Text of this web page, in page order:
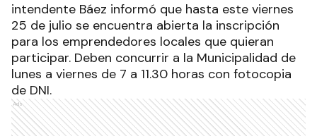
intendente Báez informó que hasta este viernes
25 de julio se encuentra abierta la inscripción
para los emprendedores locales que quieran
participar. Deben concurrir a la Municipalidad de
lunes a viernes de 7 a 11.30 horas con fotocopia
de DNI.
Ads